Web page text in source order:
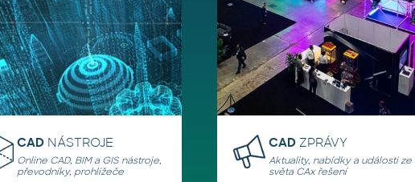
CAD NÁSTROJE
Online CAD, BIM a GIS nástroje,
převodníky, prohlížeče
CAD ZPRÁVY
Aktuality, nabídky a události ze
světa CAx řešení